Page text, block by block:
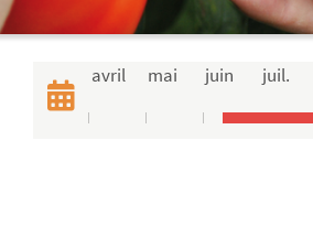
avril mai juin juil.